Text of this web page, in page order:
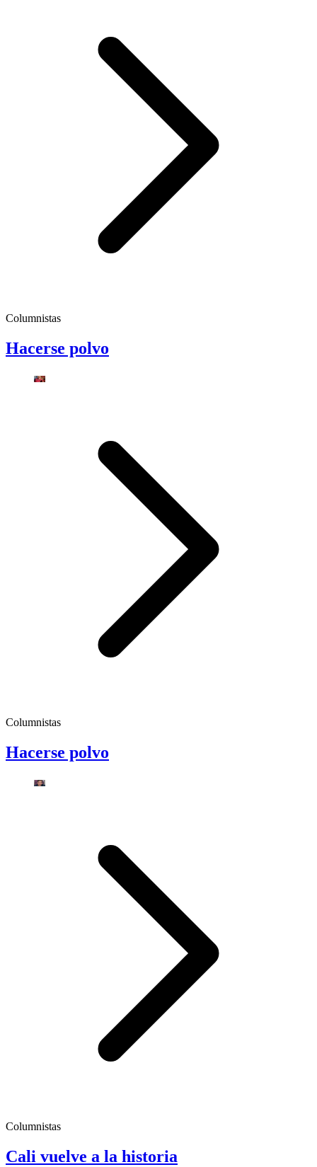
Columnistas
Hacerse polvo
Columnistas
Hacerse polvo
Columnistas
Cali vuelve a la historia